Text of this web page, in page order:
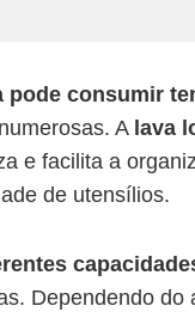
pode consumir
A lava
e facilita a
de utensílios.
Dependendo do